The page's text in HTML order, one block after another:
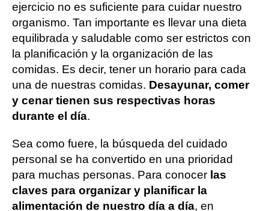
ejercicio no es suficiente para cuidar nuestro
organismo. Tan importante es llevar una dieta
equilibrada y saludable como ser estrictos con
la planificación y la organización de las
comidas. Es decir, tener un horario para cada
una de nuestras comidas. Desayunar, comer
y cenar tienen sus respectivas horas
durante el día.
Sea como fuere, la búsqueda del cuidado
personal se ha convertido en una prioridad
para muchas personas. Para conocer las
claves para organizar y planificar la
alimentación de nuestro día a día, en